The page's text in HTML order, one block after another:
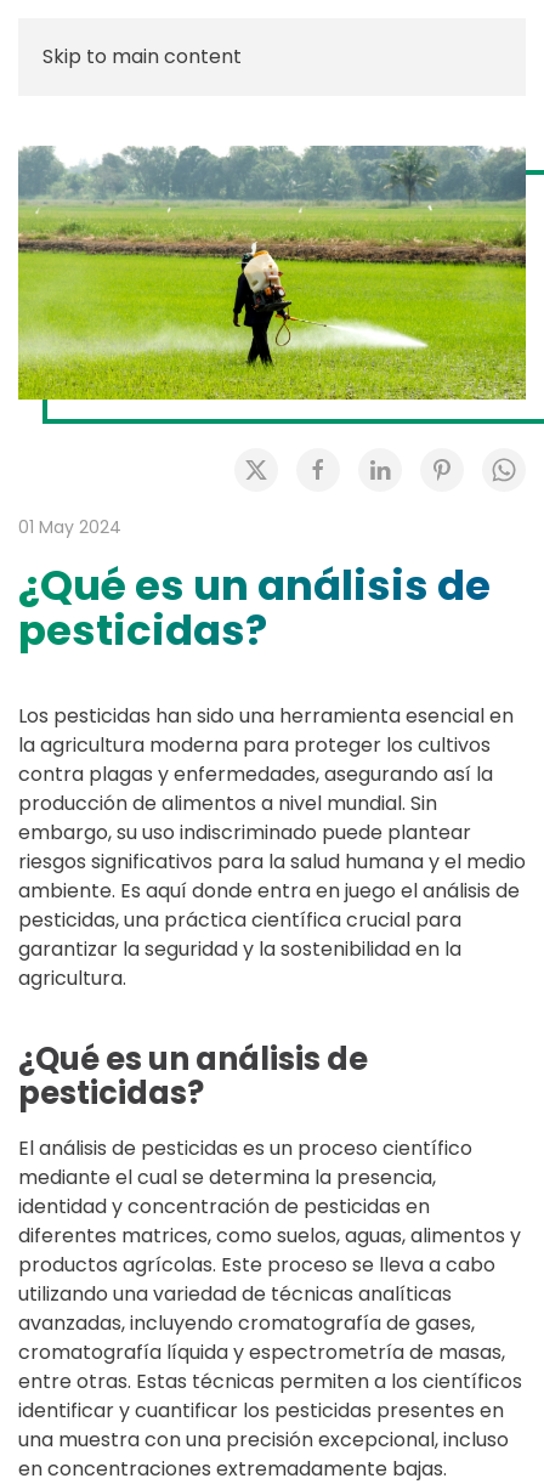
Skip to main content
01 May 2024
¿Qué es un análisis de
pesticidas?
Los pesticidas han sido una herramienta esencial en
la agricultura moderna para proteger los cultivos
contra plagas y enfermedades, asegurando así la
producción de alimentos a nivel mundial. Sin
embargo, su uso indiscriminado puede plantear
riesgos significativos para la salud humana y el medio
ambiente. Es aquí donde entra en juego el análisis de
pesticidas, una práctica científica crucial para
garantizar la seguridad y la sostenibilidad en la
agricultura.
¿Qué es un análisis de
pesticidas?
El análisis de pesticidas es un proceso científico
mediante el cual se determina la presencia,
identidad y concentración de pesticidas en
diferentes matrices, como suelos, aguas, alimentos y
productos agrícolas. Este proceso se lleva a cabo
utilizando una variedad de técnicas analíticas
avanzadas, incluyendo cromatografía de gases,
cromatografía líquida y espectrometría de masas,
entre otras. Estas técnicas permiten a los científicos
identificar y cuantificar los pesticidas presentes en
una muestra con una precisión excepcional, incluso
en concentraciones extremadamente bajas.